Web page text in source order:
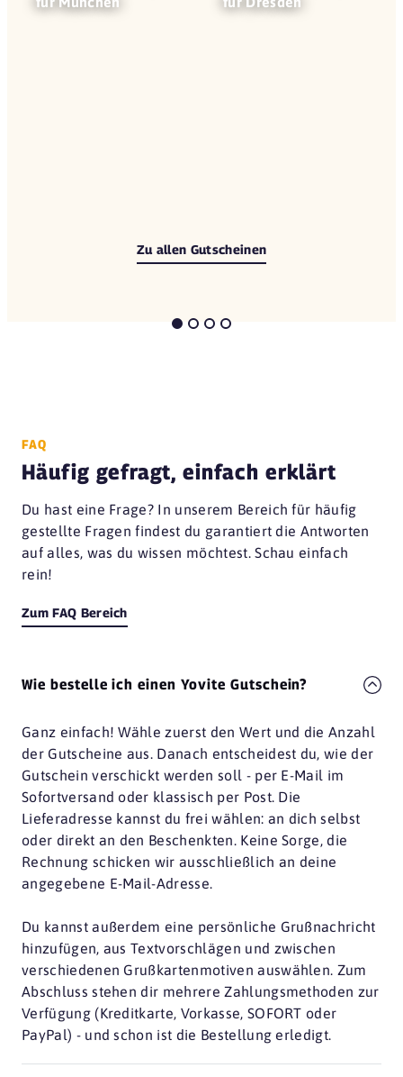
Zu allen Gutscheinen
FAQ
Häufig gefragt, einfach erklärt
Du hast eine Frage? In unserem Bereich für häufig
gestellte Fragen findest du garantiert die Antworten
auf alles, was du wissen möchtest. Schau einfach
rein!
Zum FAQ Bereich
Wie bestelle ich einen Yovite Gutschein?
Ganz einfach! Wähle zuerst den Wert und die Anzahl
der Gutscheine aus. Danach entscheidest du, wie der
Gutschein verschickt werden soll - per E-Mail im
Sofortversand oder klassisch per Post. Die
Lieferadresse kannst du frei wählen: an dich selbst
oder direkt an den Beschenkten. Keine Sorge, die
Rechnung schicken wir ausschließlich an deine
angegebene E-Mail-Adresse.
Du kannst außerdem eine persönliche Grußnachricht
hinzufügen, aus Textvorschlägen und zwischen
verschiedenen Grußkartenmotiven auswählen. Zum
Abschluss stehen dir mehrere Zahlungsmethoden zur
Verfügung (Kreditkarte, Vorkasse, SOFORT oder
PayPal) - und schon ist die Bestellung erledigt.